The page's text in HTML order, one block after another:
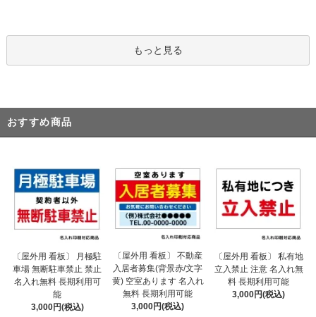
もっと見る
おすすめ商品
〔屋外用 看板〕 月極駐
車場 無断駐車禁止 禁止
名入れ無料 長期利用可
能
3,000円(税込)
〔屋外用 看板〕 不動産
入居者募集(背景赤/文字
黄) 空室あります 名入れ
無料 長期利用可能
3,000円(税込)
〔屋外用 看板〕 私有地
立入禁止 注意 名入れ無
料 長期利用可能
3,000円(税込)